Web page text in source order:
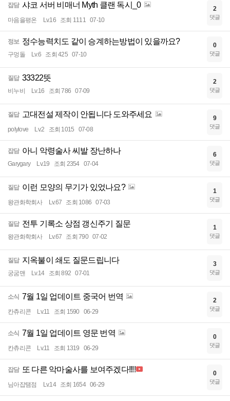
잡담 샤코 서버 비매너 Myth 클랜 독시_0
마음을평온 Lv.16 조회 1111 07-10
2
댓글
정보 정수능력치도 같이 승계하는방법이 있을까요?
구멍돌 Lv.6 조회 425 07-10
0
댓글
질답 33322뜻
비누비 Lv.16 조회 786 07-09
2
댓글
질답 고대전설 제작이 안됩니다 도와주세요
polylove Lv.2 조회 1015 07-08
9
댓글
잡담 아니 악령술사 씨발 장난하나
Garygary Lv.19 조회 2354 07-04
6
댓글
질답 이런 모양의 무기가 있었나요?
왕관화학회사 Lv.67 조회 1086 07-03
1
댓글
질답 전투 기록소 상점 갱신주기 질문
왕관화학회사 Lv.67 조회 790 07-02
1
댓글
질답 지옥불이 쇄도 질문드립니다
궁굼맨 Lv.14 조회 892 07-01
3
댓글
소식 7월 1일 업데이트 중국어 번역
칸츄리콘 Lv.11 조회 1590 06-29
2
댓글
소식 7월 1일 업데이트 영문 번역
칸츄리콘 Lv.11 조회 1319 06-29
0
댓글
잡담 또 다른 악마술사를 보여주겠다!!!!
님아잡탬점 Lv.14 조회 1654 06-29
0
댓글